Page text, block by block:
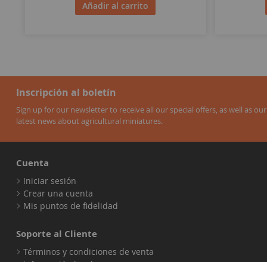
Añadir al carrito
Inscripción al boletín
Sign up for our newsletter to receive all our special offers, as well as our
latest news about agricultural miniatures.
Cuenta
Iniciar sesión
Crear una cuenta
Mis puntos de fidelidad
Soporte al Cliente
Términos y condiciones de venta